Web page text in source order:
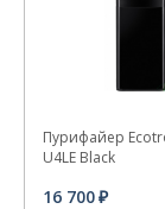
Пурифайер
U4LE Black
16 700